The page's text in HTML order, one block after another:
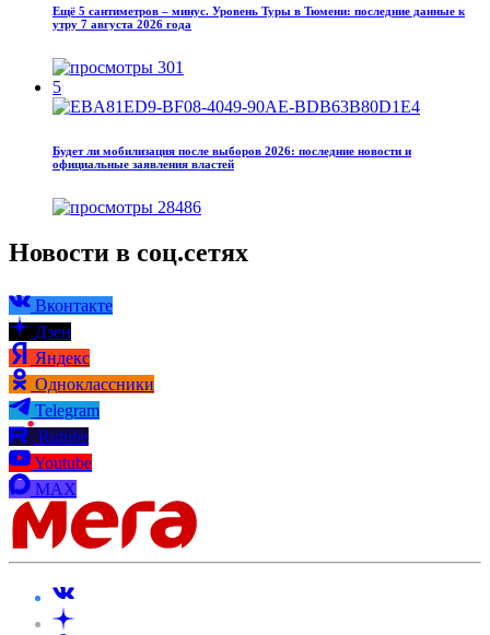
Ещё 5 сантиметров – минус. Уровень Туры в Тюмени: последние данные к
утру 7 августа 2026 года
301
5
Будет ли мобилизация после выборов 2026: последние новости и
официальные заявления властей
28486
Новости в соц.сетях
Вконтакте
Дзен
Яндекс
Одноклассники
Telegram
Rutube
Youtube
MAX